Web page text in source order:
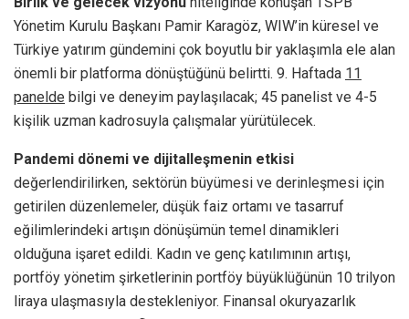
Yönetim Kurulu Başkanı Pamir Karagöz, WIW’in küresel ve
Türkiye yatırım gündemini çok boyutlu bir yaklaşımla ele alan
önemli bir platforma dönüştüğünü belirtti. 9. Haftada 11
panelde bilgi ve deneyim paylaşılacak; 45 panelist ve 4-5
kişilik uzman kadrosuyla çalışmalar yürütülecek.
Pandemi dönemi ve dijitalleşmenin etkisi
değerlendirilirken, sektörün büyümesi ve derinleşmesi için
getirilen düzenlemeler, düşük faiz ortamı ve tasarruf
eğilimlerindeki artışın dönüşümün temel dinamikleri
olduğuna işaret edildi. Kadın ve genç katılımının artışı,
portföy yönetim şirketlerinin portföy büyüklüğünün 10 trilyon
liraya ulaşmasıyla destekleniyor. Finansal okuryazarlık